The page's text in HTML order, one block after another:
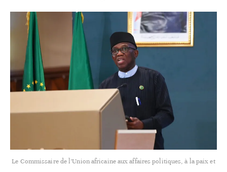
Le Commissaire de l’Union africaine aux affaires politiques, à la paix et